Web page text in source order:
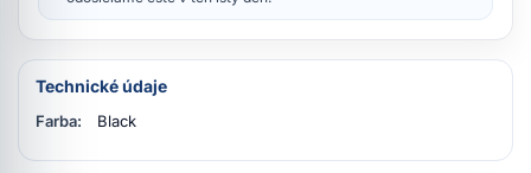
Technické údaje
Farba: Black